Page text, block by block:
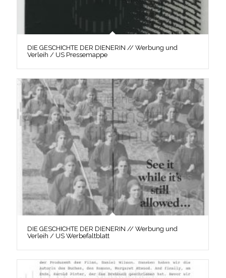
DIE GESCHICHTE DER DIENERIN // Werbung und
Verleih / US Pressemappe
DIE GESCHICHTE DER DIENERIN // Werbung und
Verleih / US Werbefaltblatt